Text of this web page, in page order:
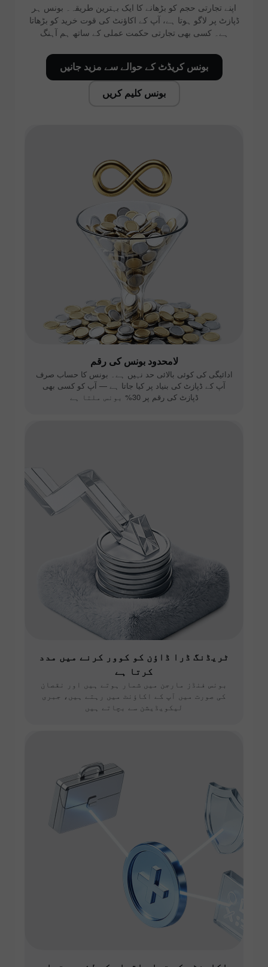
اپنے تجارتی حجم کو بڑھانے کا ایک بہترین طریقہ۔ بونس ہر
ڈپازٹ پر لاگو ہوتا ہے، آپ کے اکاؤنٹ کی قوت خرید کو بڑھاتا
ہے۔ کسی بھی تجارتی حکمت عملی کے ساتھ ہم آہنگ
بونس کریڈٹ کے حوالے سے مزید جانیں
بونس کلیم کریں
لامحدود بونس کی رقم
ادائیگی کی کوئی بالائی حد نہیں ہے۔ بونس کا حساب صرف
آپ کے ڈپازٹ کی بنیاد پر کیا جاتا ہے — آپ کو کسی بھی
ڈپازٹ کی رقم پر 30% بونس ملتا ہے
ٹریڈنگ ڈرا ڈاؤن کو کوور کرنے میں مدد
کرتا ہے
بونس فنڈز مارجن میں شمار ہوتے ہیں اور نقصان
کی صورت میں آپ کے اکاؤنٹ میں رہتے ہیں، جبری
لیکویڈیشن سے بچاتے ہیں